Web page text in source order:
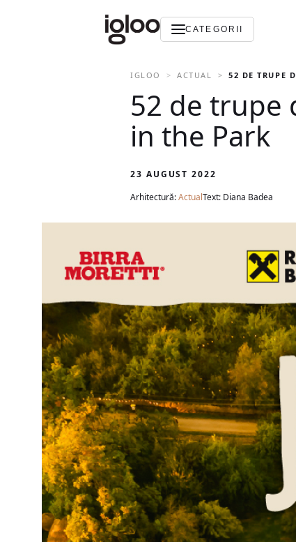
CATEGORII
IGLOO ACTUAL 52 DE TRUPE
52 de trupe
in the Park
23 AUGUST 2022
Arhitectură:ActualText: Diana Badea